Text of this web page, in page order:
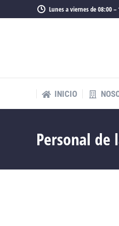
Lunes a viernes de 08:00 –
INICIO
Personal de